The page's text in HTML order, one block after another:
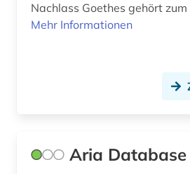
harmonik (1)
hochschulschrift (2)
Nachlass Goethes gehört zum
Mehr Informationen
Aria Database